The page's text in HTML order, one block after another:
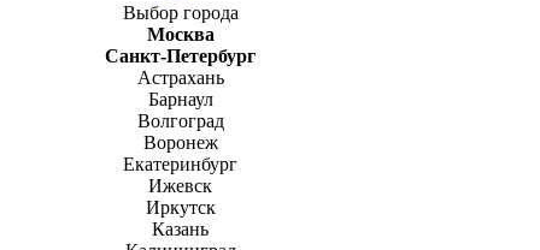
Выбор города
Москва
Санкт-Петербург
Астрахань
Барнаул
Волгоград
Воронеж
Екатеринбург
Ижевск
Иркутск
Казань